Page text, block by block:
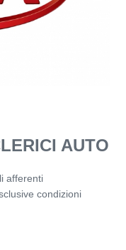
AUTO
afferenti
condizioni